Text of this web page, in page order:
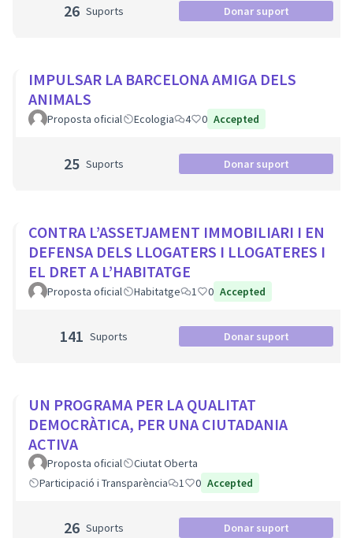
26 Suports Donar suport
IMPULSAR LA BARCELONA AMIGA DELS
ANIMALS
Proposta oficial Ecologia 4 0 Accepted
25 Suports Donar suport
CONTRA L’ASSETJAMENT IMMOBILIARI I EN
DEFENSA DELS LLOGATERS I LLOGATERES I
EL DRET A L’HABITATGE
Proposta oficial Habitatge 1 0 Accepted
141 Suports Donar suport
UN PROGRAMA PER LA QUALITAT
DEMOCRÀTICA, PER UNA CIUTADANIA
ACTIVA
Proposta oficial
Ciutat Oberta
Participació i Transparència
1 0 Accepted
26 Suports Donar suport